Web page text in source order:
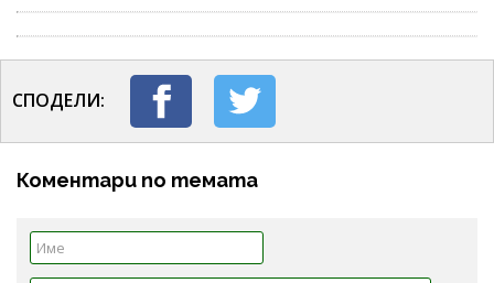
СПОДЕЛИ:
Коментари по темата